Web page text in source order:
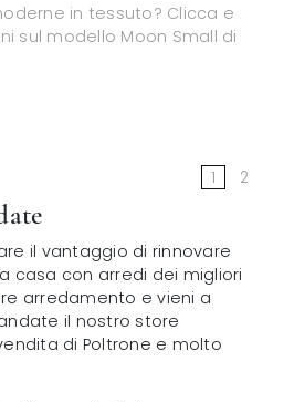
in tessuto? Clicca e
sul modello Moon Small di
1 2
il vantaggio di rinnovare
casa con arredi dei migliori
arredamento e vieni a
il nostro store
di Poltrone e molto